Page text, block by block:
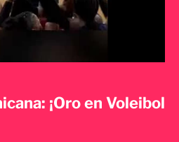
¡Oro en Voleibol